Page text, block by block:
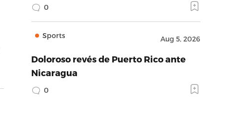
0
Sports Aug 5, 2026
Doloroso revés de Puerto Rico ante
Nicaragua
0